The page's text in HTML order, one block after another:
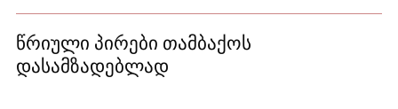
წრიული პირები თამბაქოს
დასამზადებლად